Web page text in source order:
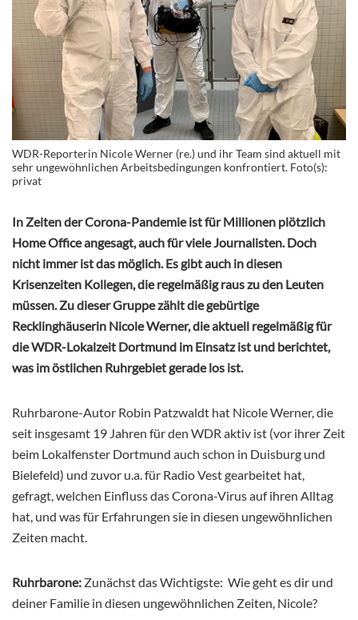
WDR-Reporterin Nicole Werner (re.) und ihr Team sind aktuell mit
sehr ungewöhnlichen Arbeitsbedingungen konfrontiert. Foto(s):
privat
In Zeiten der Corona-Pandemie ist für Millionen plötzlich
Home Office angesagt, auch für viele Journalisten. Doch
nicht immer ist das möglich. Es gibt auch in diesen
Krisenzeiten Kollegen, die regelmäßig raus zu den Leuten
müssen. Zu dieser Gruppe zählt die gebürtige
Recklinghäuserin Nicole Werner, die aktuell regelmäßig für
die WDR-Lokalzeit Dortmund im Einsatz ist und berichtet,
was im östlichen Ruhrgebiet gerade los ist.
Ruhrbarone-Autor Robin Patzwaldt hat Nicole Werner, die
seit insgesamt 19 Jahren für den WDR aktiv ist (vor ihrer Zeit
beim Lokalfenster Dortmund auch schon in Duisburg und
Bielefeld) und zuvor u.a. für Radio Vest gearbeitet hat,
gefragt, welchen Einfluss das Corona-Virus auf ihren Alltag
hat, und was für Erfahrungen sie in diesen ungewöhnlichen
Zeiten macht.
Ruhrbarone: Zunächst das Wichtigste: Wie geht es dir und
deiner Familie in diesen ungewöhnlichen Zeiten, Nicole?